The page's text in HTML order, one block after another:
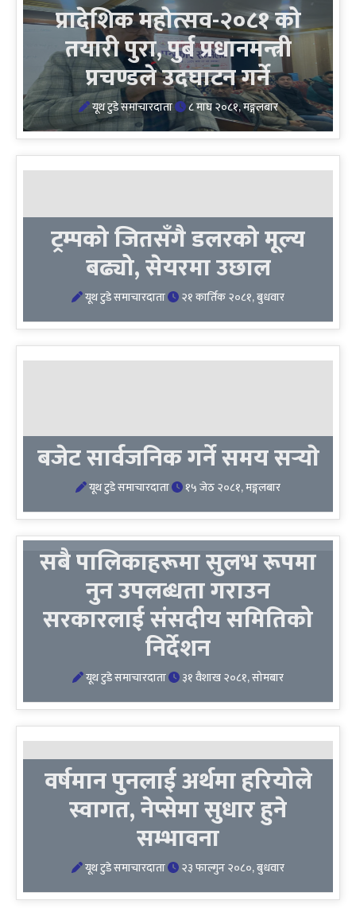
प्रादेशिक महोत्सव-२०८१ को
तयारी पुरा, पुर्ब प्रधानमन्त्री
प्रचण्डले उदघाटन गर्ने
यूथ टुडे समाचारदाता ८ माघ २०८१, मङ्गलबार
ट्रम्पको जितसँगै डलरको मूल्य
बढ्यो, सेयरमा उछाल
यूथ टुडे समाचारदाता २१ कार्तिक २०८१, बुधवार
बजेट सार्वजनिक गर्ने समय सर्‍याे
यूथ टुडे समाचारदाता १५ जेठ २०८१, मङ्गलबार
सबै पालिकाहरूमा सुलभ रूपमा
नुन उपलब्धता गराउन
सरकारलाई संसदीय समितिको
निर्देशन
यूथ टुडे समाचारदाता ३१ वैशाख २०८१, सोमबार
वर्षमान पुनलाई अर्थमा हरियोले
स्वागत, नेप्सेमा सुधार हुने
सम्भावना
यूथ टुडे समाचारदाता २३ फाल्गुन २०८०, बुधवार